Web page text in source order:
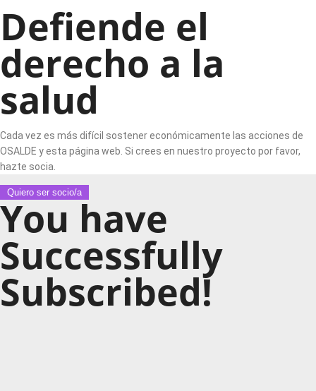
Defiende el
derecho a la
salud
Cada vez es más difícil sostener económicamente las acciones de
OSALDE y esta página web. Si crees en nuestro proyecto por favor,
hazte socia.
Quiero ser socio/a
You have
Successfully
Subscribed!